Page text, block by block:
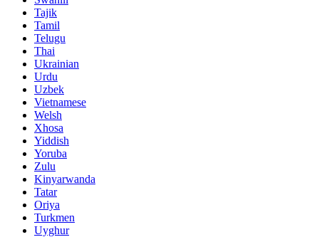
Tajik
Tamil
Telugu
Thai
Ukrainian
Urdu
Uzbek
Vietnamese
Welsh
Xhosa
Yiddish
Yoruba
Zulu
Kinyarwanda
Tatar
Oriya
Turkmen
Uyghur